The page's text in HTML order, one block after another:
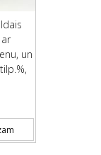
un